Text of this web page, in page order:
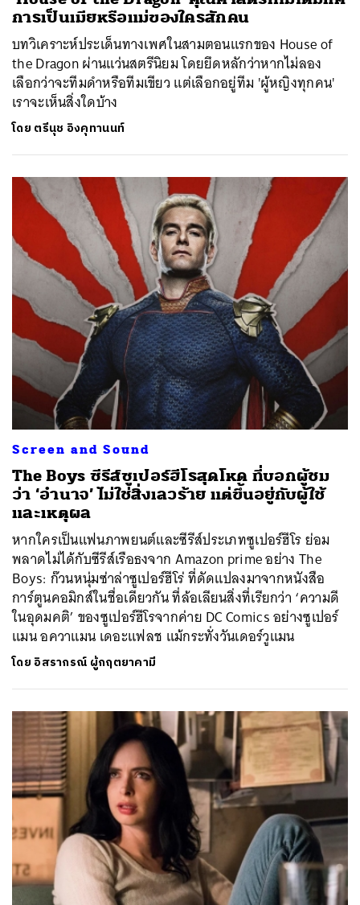
การเป็นเมียหรือแม่ของใครสักคน
บทวิเคราะห์ประเด็นทางเพศในสามตอนแรกของ House of
the Dragon ผ่านแว่นสตรีนิยม โดยยึดหลักว่าหากไม่ลอง
เลือกว่าจะทีมดำหรือทีมเขียว แต่เลือกอยู่ทีม 'ผู้หญิงทุกคน'
เราจะเห็นสิ่งใดบ้าง
โดย ตรีนุช อิงคุทานนท์
Screen and Sound
The Boys ซีรีส์ซูเปอร์ฮีโรสุดโหด ที่บอกผู้ชม
ว่า ‘อำนาจ’ ไม่ใช่สิ่งเลวร้าย แต่ขึ้นอยู่กับผู้ใช้
และเหตุผล
หากใครเป็นแฟนภาพยนต์และซีรีส์ประเภทซูเปอร์ฮีโร ย่อม
พลาดไม่ได้กับซีรีส์เรือธงจาก Amazon prime อย่าง The
Boys: ก๊วนหนุ่มซ่าล่าซูเปอร์ฮีโร่ ที่ดัดแปลงมาจากหนังสือ
การ์ตูนคอมิกส์ในชื่อเดียวกัน ที่ล้อเลียนสิ่งที่เรียกว่า ‘ความดี
ในอุดมคติ’ ของซูเปอร์ฮีโรจากค่าย DC Comics อย่างซูเปอร์
แมน อควาแมน เดอะเเฟลช แม้กระทั่งวันเดอร์วูแมน
โดย อิสรากรณ์ ผู้กฤตยาคามี